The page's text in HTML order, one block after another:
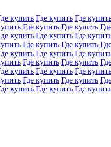
купить Где купить Где купить
Где купить Где купить
купить Где купить Где купить
Где купить Где купить
купить Где купить Где купить
Где купить Где купить
купить Где купить Где купить
Где купить Где купить
купить Где купить Где купить